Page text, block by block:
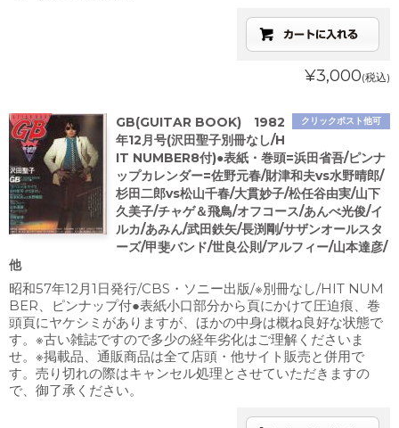
¥3,000(税込)
クリックポスト他可
GB(GUITAR BOOK) 1982
年12月号(沢田聖子別冊なし/H
IT NUMBER8付)●表紙・巻頭=浜田省吾/ピンナ
ップカレンダー=佐野元春/財津和夫vs水野晴郎/
杉田二郎vs松山千春/大貫妙子/松任谷由実/山下
久美子/チャゲ＆飛鳥/オフコース/あんべ光俊/イ
ルカ/あみん/武田鉄矢/長渕剛/サザンオールスタ
ーズ/甲斐バンド/世良公則/アルフィー/山本達彦/
他
昭和57年12月1日発行/CBS・ソニー出版/※別冊なし/HIT NUM
BER、ピンナップ付●表紙小口部分から頁にかけて圧迫痕、巻
頭頁にヤケシミがありますが、ほかの中身は概ね良好な状態で
す。※古い雑誌ですので多少の経年劣化はご理解くださいま
せ。※掲載品、通販商品は全て店頭・他サイト販売と併用で
す。売り切れの際はキャンセル処理とさせていただきますの
で、御了承ください。